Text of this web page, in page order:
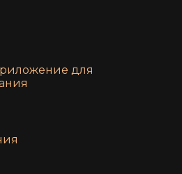
для